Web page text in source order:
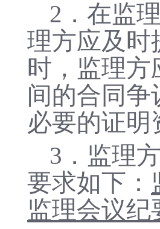
2．在监
理方应及时
时，监理方
间的合同
必要的证明
3 ． 监理
要求如下：
监理会议纪